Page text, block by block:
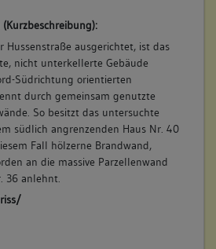
Hussenstraße ausgerichtet, ist das
nicht unterkellerte Gebäude
Südrichtung orientierten
durch gemeinsam genutzte
So besitzt das untersuchte
südlich angrenzenden Haus Nr. 40
Fall hölzerne Brandwand,
an die massive Parzellenwand
36 anlehnt.